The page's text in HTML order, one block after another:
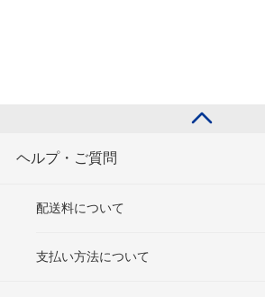
ヘルプ・ご質問
配送料について
支払い方法について